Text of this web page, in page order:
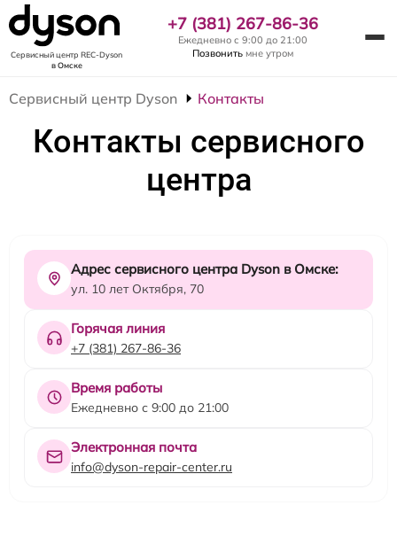
Сервисный центр REC-Dyson
в Омске
+7 (381) 267-86-36
Ежедневно с 9:00 до 21:00
Позвонить мне утром
Сервисный центр Dyson Контакты
Контакты сервисного
центра
Адрес сервисного центра Dyson в Омске:
ул. 10 лет Октября, 70
Горячая линия
+7 (381) 267-86-36
Время работы
Ежедневно с 9:00 до 21:00
Электронная почта
info@dyson-repair-center.ru